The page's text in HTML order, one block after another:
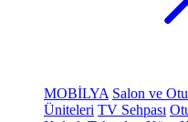
MOBİLYA Salon ve
Üniteleri TV Sehpası